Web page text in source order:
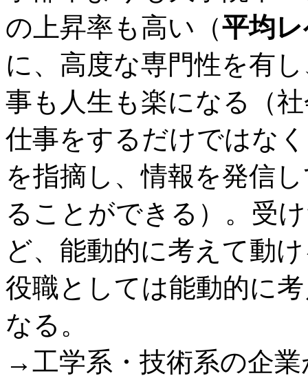
の上昇率も高い（平均
に、高度な専門性を有
事も人生も楽になる（
仕事をするだけではな
を指摘し、情報を発信
ることができる）。受
ど、能動的に考えて動
役職としては能動的に
なる。
→工学系・技術系の企